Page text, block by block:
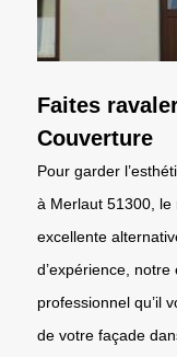
Faites
Couverture
Pour garder
à Merlaut 51300,
excellente
d’expérience,
professionnel qu’il
de votre façade